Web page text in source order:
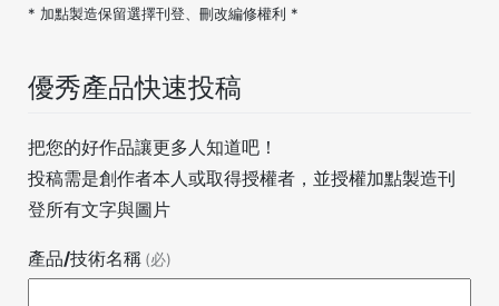
* 加點製造保留選擇刊登、刪改編修權利 *
優秀產品快速投稿
把您的好作品讓更多人知道吧！
投稿需是創作者本人或取得授權者，並授權加點製造刊
登所有文字與圖片
產品/技術名稱 (必)